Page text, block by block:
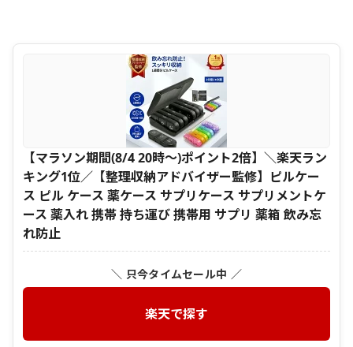
【マラソン期間(8/4 20時～)ポイント2倍】＼楽天ラン
キング1位／【整理収納アドバイザー監修】ピルケー
ス ピル ケース 薬ケース サプリケース サプリメントケ
ース 薬入れ 携帯 持ち運び 携帯用 サプリ 薬箱 飲み忘
れ防止
＼ 只今タイムセール中 ／
楽天で探す